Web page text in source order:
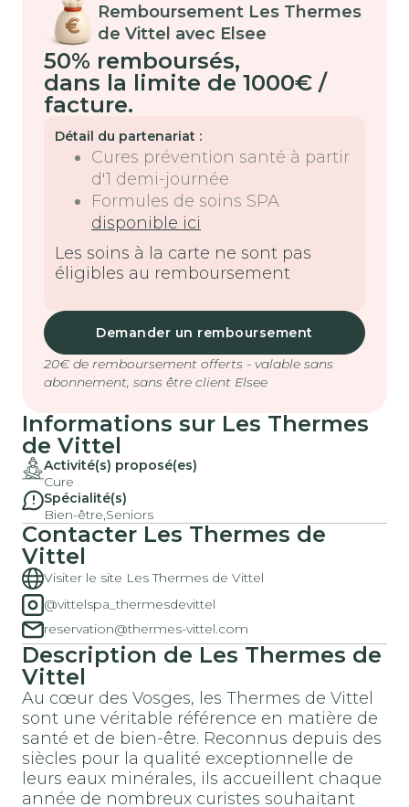
Remboursement Les Thermes
de Vittel avec Elsee
50% remboursés,
dans la limite de 1000€ /
facture.
Détail du partenariat :
Cures prévention santé à partir
d'1 demi-journée
Formules de soins SPA
disponible ici
Les soins à la carte ne sont pas
éligibles au remboursement
Demander un remboursement
20€ de remboursement offerts - valable sans
abonnement, sans être client Elsee
Informations sur Les Thermes
de Vittel
Activité(s) proposé(es)
Cure
Spécialité(s)
Bien-être,Seniors
Contacter Les Thermes de
Vittel
Visiter le site Les Thermes de Vittel
@vittelspa_thermesdevittel
reservation@thermes-vittel.com
Description de Les Thermes de
Vittel
Au cœur des Vosges, les Thermes de Vittel
sont une véritable référence en matière de
santé et de bien-être. Reconnus depuis des
siècles pour la qualité exceptionnelle de
leurs eaux minérales, ils accueillent chaque
année de nombreux curistes souhaitant